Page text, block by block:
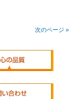
次のページ »